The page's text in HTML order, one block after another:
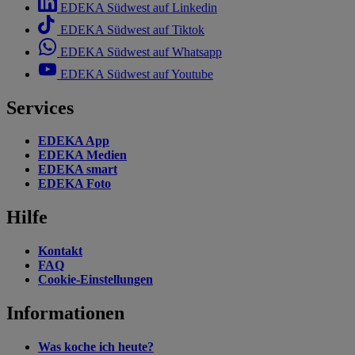
EDEKA Südwest auf Linkedin
EDEKA Südwest auf Tiktok
EDEKA Südwest auf Whatsapp
EDEKA Südwest auf Youtube
Services
EDEKA App
EDEKA Medien
EDEKA smart
EDEKA Foto
Hilfe
Kontakt
FAQ
Cookie-Einstellungen
Informationen
Was koche ich heute?